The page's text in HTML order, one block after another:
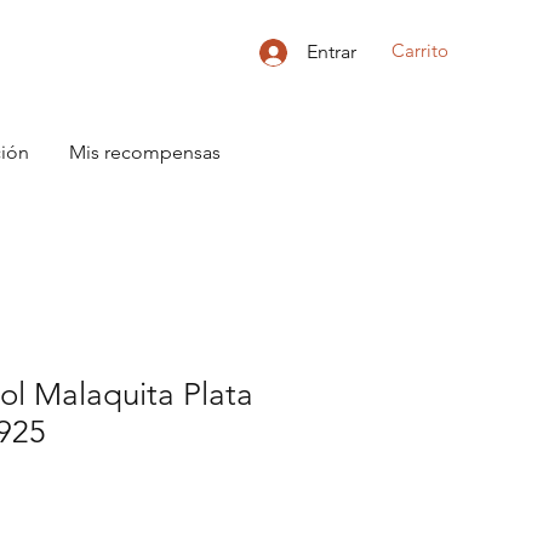
Entrar Carrito
Mis recompensas
Malaquita Plata